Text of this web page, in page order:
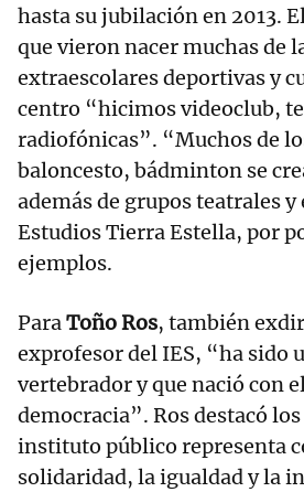
hasta su jubilación en 2013.
que vieron nacer muchas de
extraescolares deportivas y
centro “hicimos videoclub,
radiofónicas”. “Muchos de
baloncesto, bádminton se
además de grupos teatrales y
Estudios Tierra Estella, por
ejemplos.
ParaToño Ros, también
exprofesor del IES, “ha sido
vertebrador y que nació con
democracia”. Ros destacó
instituto público representa
solidaridad, la igualdad y la